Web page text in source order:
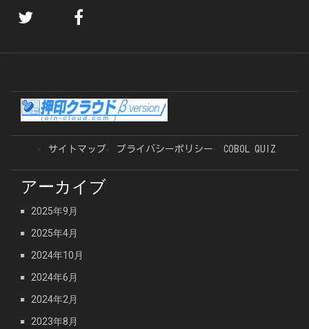
サイトマップ プライバシーポリシー COBOL QUIZ
アーカイブ
2025年9月
2025年4月
2024年10月
2024年6月
2024年2月
2023年8月